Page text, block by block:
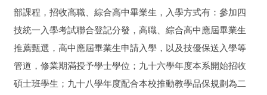
部課程，招收高職、綜合高中畢業生，入學方式有：參加四
技統一入學考試聯合登記分發，高職、綜合高中應屆畢業生
推薦甄選，高中應屆畢業生申請入學，以及技優保送入學等
管道，修業期滿授予學士學位；九十六學年度本系開始招收
碩士班學生；九十八學年度配合本校推動教學品保規劃為二